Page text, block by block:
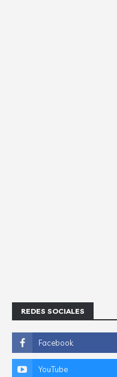
REDES SOCIALES